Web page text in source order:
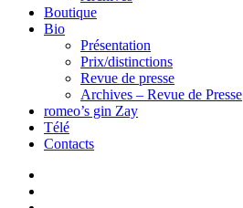
Boutique
Bio
Présentation
Prix/distinctions
Revue de presse
Archives – Revue de Presse
romeo’s gin Zay
Télé
Contacts